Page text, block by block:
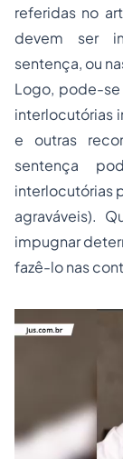
referidas no
devem ser
sentença, ou
Logo, pode-
interlocutórias
e outras
sentença
interlocutórias
agraváveis).
impugnar
fazê-lo nas